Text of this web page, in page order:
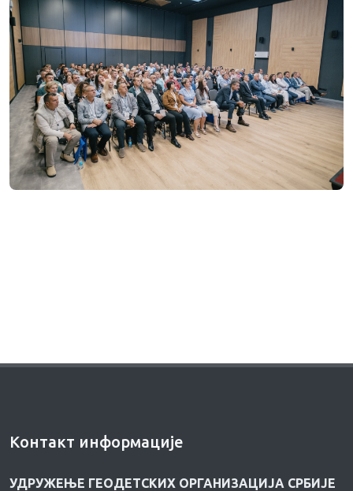
Контакт информације
УДРУЖЕЊЕ ГЕОДЕТСКИХ ОРГАНИЗАЦИЈА СРБИЈЕ